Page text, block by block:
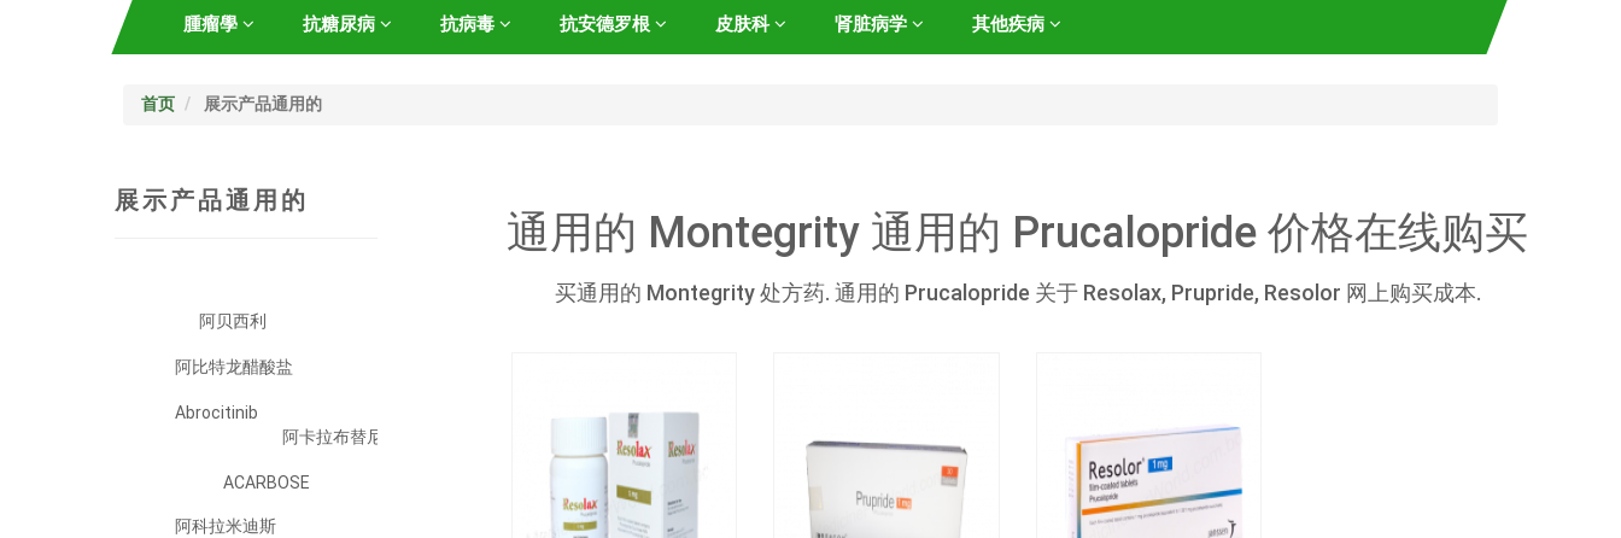
腫瘤學 抗糖尿病 抗病毒 抗安德罗根 皮肤科 肾脏病学 其他疾病
首页 展示产品通用的
展示产品通用的
阿贝西利
阿比特龙醋酸盐
Abrocitinib
阿卡拉布替尼
ACARBOSE
阿科拉米迪斯
通用的 Montegrity 通用的 Prucalopride 价格在线购买
买通用的 Montegrity 处方药. 通用的 Prucalopride 关于 Resolax, Prupride, Resolor 网上购买成本.